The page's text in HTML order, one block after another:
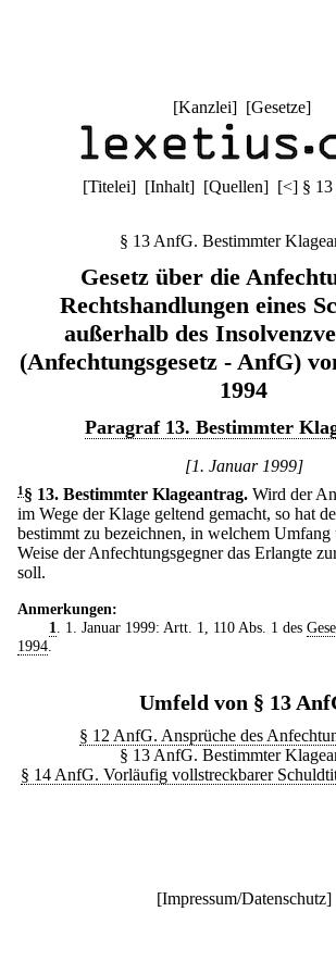
[Kanzlei] [Gesetze]
[Titelei] [Inhalt] [Quellen] [<] §
§ 13 AnfG. Bestimmter
Gesetz über die
Rechtshandlungen eines
außerhalb des
(Anfechtungsgesetz - AnfG)
1994
Paragraf 13. Bestimmter
[1. Januar 1999]
1 § 13. Bestimmter Klageantrag. Wird der
im Wege der Klage geltend gemacht, so hat
bestimmt zu bezeichnen, in welchem
Weise der Anfechtungsgegner das Erlangte
soll.
Anmerkungen:
1
. 1. Januar 1999: Artt. 1, 110 Abs. 1 des
1994
Umfeld von § 13
§ 12 AnfG. Ansprüche des
§ 13 AnfG. Bestimmter
§ 14 AnfG. Vorläufig vollstreckbarer
[Impressum/Datenschutz]